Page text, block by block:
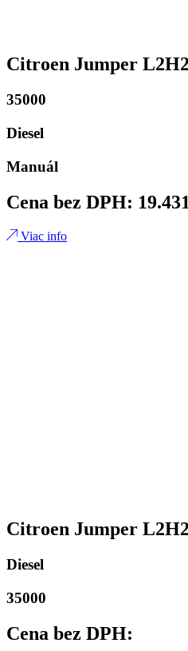
Citroen Jumper
35000
Diesel
Manuál
Cena bez DPH:
Viac info
Citroen Jumper
Diesel
35000
Cena bez DPH: